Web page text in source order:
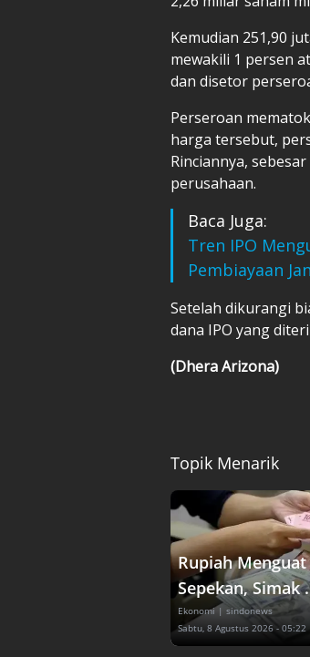
Kemudian 251,90
mewakili 1 persen
dan disetor
Perseroan
harga tersebut,
Rinciannya,
perusahaan.
Baca Juga:
Tren IPO
Pembiayaan
Setelah dikurangi
dana IPO yang
(Dhera Arizona)
Topik Menarik
Rupiah
Sepekan, Simak
Ekonomi | sindonews
Sabtu, 8 Agustus 2026 - 05:22